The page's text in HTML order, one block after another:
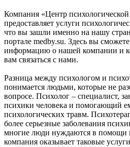
Компания «Центр
предоставляет услуги
что вы зашли именно на нашу
портале medby.su. Здесь вы
информацию о нашей компании и
вам связаться с нами.
Разница между психологом и
понимается людьми, которые не
вопросе. Психолог – специалист,
психики человека и помогающий
психологических травм.
более серьезные заболевания
многие люди нуждаются в помощи
компания оказывает таковые